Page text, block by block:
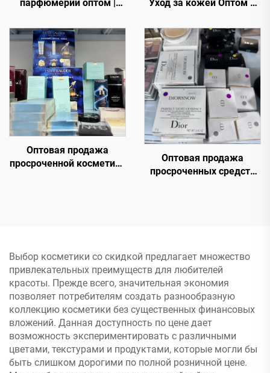
парфюмерии оптом |
премиальных
избыточных роскошных
ароматов для
международных
покупателей
Уход за кожей Оптом –
сниженным ценам для
электронной коммерции
и розничных торговцев
Оптовая продажа
просроченной косметики
Оптовая продажа
просроченных средств
Maybelline, Kerastase, Le
Labo, La Roche Posay,
Lancome, Dior и др.
Выбор косметики со скидкой предлагает множество
привлекательных преимуществ для любителей
красоты. Прежде всего, значительная экономия
позволяет потребителям создать разнообразную
коллекцию косметики без существенных финансовых
вложений. Данная доступность по цене дает
возможность экспериментировать с различными
цветами, текстурами и продуктами, которые могли бы
быть слишком дорогими по полной розничной цене.